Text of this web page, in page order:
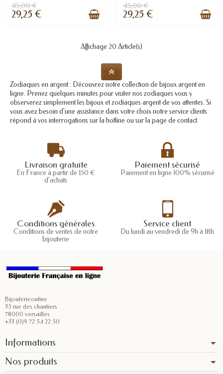
45,00 €
29,25 €
45,00 €
29,25 €
Affichage 20 Article(s)
Zodiaques en argent : Découvrez notre collection de bijoux argent en
ligne. Prenez quelques minutes pour visiter nos zodiaques vous y
observerez simplement les bijoux et zodiaques argent de vos attentes. Si
vous avez besoin d'une assistance dans votre choix notre service clients
répond à vos interrogations sur la hotline ou sur la page de contact.
Livraison gratuite
En France à partir de 150 €
d'achats
Paiement sécurisé
Paiement en ligne 100% sécurisé
Conditions générales
Conditions de ventes de notre
bijouterie
Service client
Du lundi au vendredi de 9h à 18h
Bijouterieonline
35 rue des chantiers
78000 versailles
+33 (0)9 72 54 22 50
Informations
Nos produits